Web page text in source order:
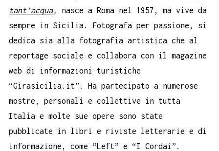
tant’acqua, nasce a Roma nel 1957, ma vive da
sempre in Sicilia. Fotografa per passione, si
dedica sia alla fotografia artistica che al
reportage sociale e collabora con il magazine
web di informazioni turistiche
“Girasicilia.it”. Ha partecipato a numerose
mostre, personali e collettive in tutta
Italia e molte sue opere sono state
pubblicate in libri e riviste letterarie e di
informazione, come “Left” e “I Cordai”.